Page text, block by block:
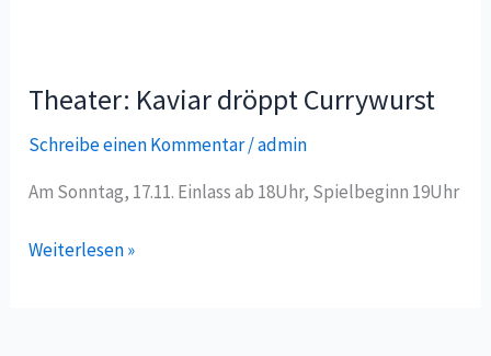
Theater: Kaviar dröppt Currywurst
Schreibe einen Kommentar/admin
Am Sonntag, 17.11. Einlass ab 18Uhr, Spielbeginn 19Uhr
Theater:
Weiterlesen »